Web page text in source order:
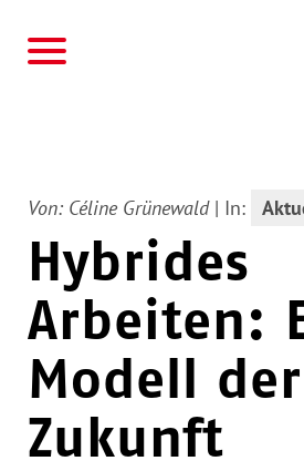
Von: Céline Grünewald | In:
Hybrides
Arbeiten:
Modell der
Zukunft